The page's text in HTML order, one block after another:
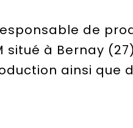
de
situé à Bernay
ainsi que